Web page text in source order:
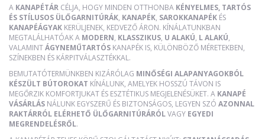
A KANAPÉTÁR CÉLJA, HOGY MINDEN OTTHONBA KÉNYELMES, TARTÓS
ÉS STÍLUSOS ÜLŐGARNITÚRÁK, KANAPÉK, SAROKKANAPÉK ÉS
KANAPÉÁGYAK KERÜLJENEK, KEDVEZŐ ÁRON. KÍNÁLATUNKBAN
MEGTALÁLHATÓAK A MODERN, KLASSZIKUS, U ALAKÚ, L ALAKÚ,
VALAMINTÁGYNEMŰTARTÓS KANAPÉK IS, KÜLÖNBÖZŐ MÉRETEKBEN,
SZÍNEKBEN ÉS KÁRPITVÁLASZTÉKKAL.
BEMUTATÓTERMÜNKBEN KIZÁRÓLAG MINŐSÉGI ALAPANYAGOKBÓL
KÉSZÜLT BÚTOROKAT KÍNÁLUNK, AMELYEK HOSSZÚ TÁVON IS
MEGŐRZIK KOMFORTJUKAT ÉS ESZTÉTIKUS MEGJELENÉSÜKET. A KANAPÉ
VÁSÁRLÁS NÁLUNK EGYSZERŰ ÉS BIZTONSÁGOS, LEGYEN SZÓ AZONNAL
RAKTÁRRÓL ELÉRHETŐ ÜLŐGARNITÚRÁRÓLVAGY EGYEDI
MEGRENDELÉSRŐL.